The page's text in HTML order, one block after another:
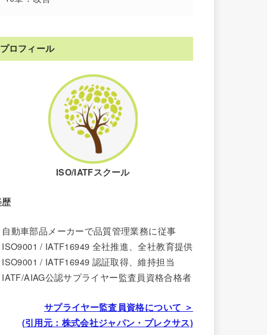
プロフィール
ISO/IATFスクール
自動車部品メーカーで品質管理業務に従事
ISO9001 / IATF16949 全社推進、全社教育提供
ISO9001 / IATF16949 認証取得、維持担当
IATF/AIAG公認サプライヤー監査員資格合格者
サプライヤー監査員資格について ＞
(引用元：株式会社ジャパン・プレクサス)